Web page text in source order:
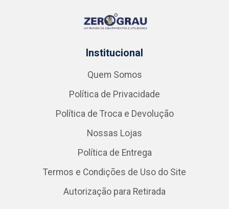
Institucional
Quem Somos
Política de Privacidade
Política de Troca e Devolução
Nossas Lojas
Política de Entrega
Termos e Condições de Uso do Site
Autorização para Retirada